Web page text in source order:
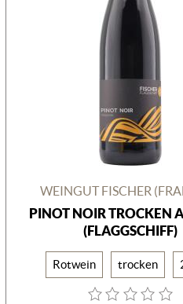
WEINGUT FISCHER
PINOT NOIR TROCKEN
(FLAGGSCHIFF)
Rotwein trocken